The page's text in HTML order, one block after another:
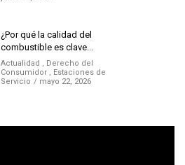
¿Por qué la calidad del
combustible es clave...
Actualidad , Derecho del
Consumidor , Estaciones de
Servicio
mayo 22, 2026